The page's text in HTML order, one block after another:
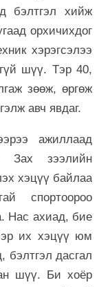
бэлтгэл хийж
орхичихдог
хэрэгсэлээ
шүү. Тэр 40,
зөөж, өргөж
авч явдаг.
ажиллаад
Зах зээлийн
хэцүү байлаа
спортоороо
Нас ахиад, бие
их хэцүү юм
бэлтгэл дасгал
шүү. Би хоёр